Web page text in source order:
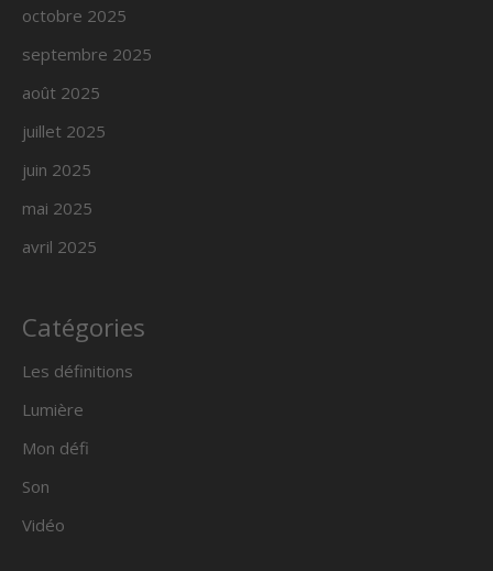
octobre 2025
septembre 2025
août 2025
juillet 2025
juin 2025
mai 2025
avril 2025
Catégories
Les définitions
Lumière
Mon défi
Son
Vidéo